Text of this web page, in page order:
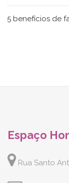
5 benefícios de
Espaço
Rua Santo